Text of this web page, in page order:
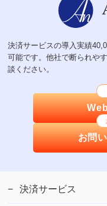
決済サービスの導入実績
可能です。他社で断られや
談ください。
お問
決済サービス